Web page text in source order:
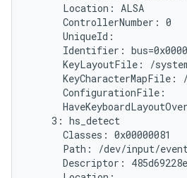
      Location: ALSA
      ControllerNumber: 0
      UniqueId:
Identifier:
KeyLayoutFile: /
KeyCharacterMapFile:
      ConfigurationFile:
    3: hs_detect
      Classes: 0x00000081
Path: /dev/input/
Descriptor: